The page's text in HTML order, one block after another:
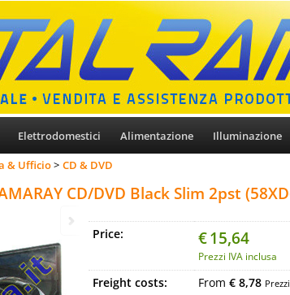
Elettrodomestici Alimentazione Illuminazione
& Ufficio CD & DVD
CD/DVD Black Slim 2pst
Price: €15,64
Prezzi IVA inclusa
Freight costs: From € 8,78